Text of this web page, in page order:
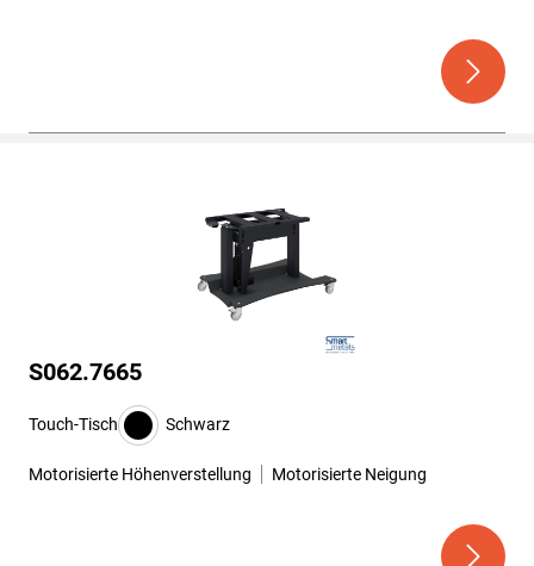
S062.7665
Touch-Tisch Schwarz
Motorisierte Höhenverstellung Motorisierte Neigung